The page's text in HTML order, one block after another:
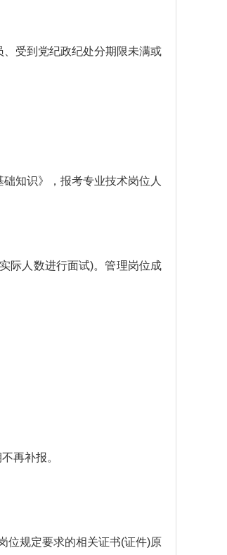
受到党纪政纪处分期限未满或
知识》，报考专业技术岗位人
际人数进行面试)。管理岗位成
再补报。
位规定要求的相关证书(证件)原